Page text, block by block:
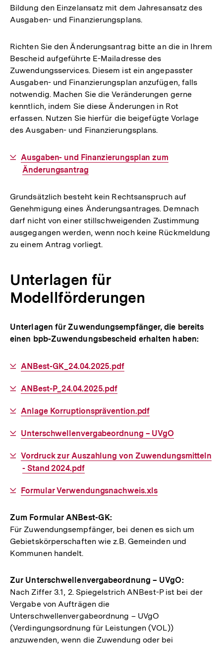
Bildung den Einzelansatz mit dem Jahresansatz des
Ausgaben- und Finanzierungsplans.
Richten Sie den Änderungsantrag bitte an die in Ihrem
Bescheid aufgeführte E-Mailadresse des
Zuwendungsservices. Diesem ist ein angepasster
Ausgaben- und Finanzierungsplan anzufügen, falls
notwendig. Machen Sie die Veränderungen gerne
kenntlich, indem Sie diese Änderungen in Rot
erfassen. Nutzen Sie hierfür die beigefügte Vorlage
des Ausgaben- und Finanzierungsplans.
Interner
Link:
Ausgaben- und Finanzierungsplan zum
Änderungsantrag
Grundsätzlich besteht kein Rechtsanspruch auf
Genehmigung eines Änderungsantrages. Demnach
darf nicht von einer stillschweigenden Zustimmung
ausgegangen werden, wenn noch keine Rückmeldung
zu einem Antrag vorliegt.
Unterlagen für
Modellförderungen
Unterlagen für Zuwendungsempfänger, die bereits
einen bpb-Zuwendungsbescheid erhalten haben:
Interner
ANBest-GK_24.04.2025.pdf
Interner
ANBest-P_24.04.2025.pdf
Interner
Anlage Korruptionsprävention.pdf
Interner
Unterschwellenvergabeordnung – UVgO
Interner
Link:
Vordruck zur Auszahlung von Zuwendungsmitteln
- Stand 2024.pdf
Interner
Formular Verwendungsnachweis.xls
Zum Formular ANBest-GK:
Für Zuwendungsempfänger, bei denen es sich um
Gebietskörperschaften wie z.B. Gemeinden und
Kommunen handelt.
Zur Unterschwellenvergabeordnung – UVgO:
Nach Ziffer 3.1, 2. Spiegelstrich ANBest-P ist bei der
Vergabe von Aufträgen die
Unterschwellenvergabeordnung – UVgO
(Verdingungsordnung für Leistungen (VOL))
anzuwenden, wenn die Zuwendung oder bei